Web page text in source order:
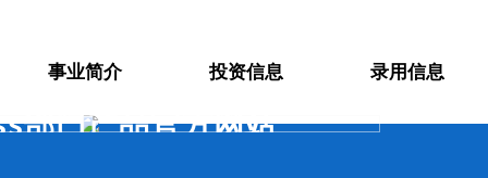
事业简介 投资信息 录用信息
部门产品官方网站